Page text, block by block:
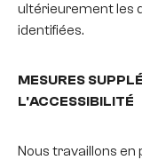
ultérieurement les
identifiées.
MESURES
L'ACCESSIBILITÉ
Nous travaillons